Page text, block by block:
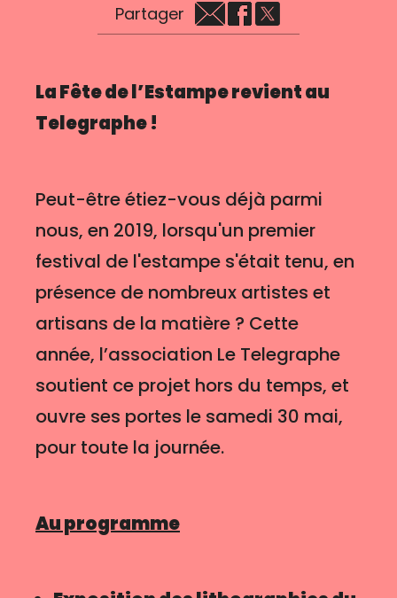
Partager
La Fête de l’Estampe revient au
Telegraphe !
Peut-être étiez-vous déjà parmi
nous, en 2019, lorsqu'un premier
festival de l'estampe s'était tenu, en
présence de nombreux artistes et
artisans de la matière ? Cette
année, l’association Le Telegraphe
soutient ce projet hors du temps, et
ouvre ses portes le samedi 30 mai,
pour toute la journée.
Au programme